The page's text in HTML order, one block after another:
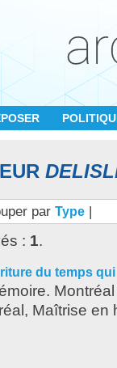
par Type |
: 1.
du temps
Maîtrise en